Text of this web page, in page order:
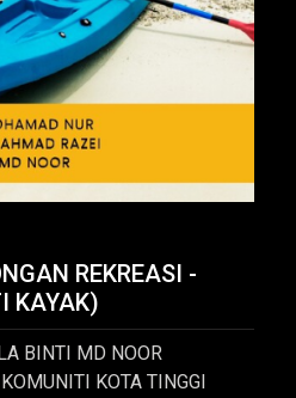
REKREASI -
KAYAK)
BINTI MD NOOR
KOTA TINGGI